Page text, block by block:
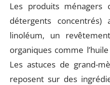
Les produits ménagers
détergents
linoléum, un
organiques comme
Les astuces de grand-
reposent sur des